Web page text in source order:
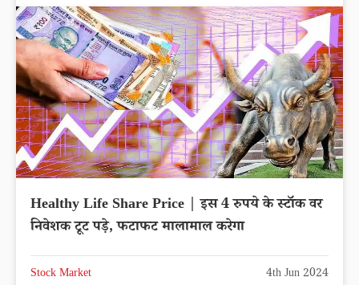
Healthy Life Share Price | इस 4 रुपये के स्टॉक वर
निवेशक टूट पड़े, फटाफट मालामाल करेगा
Stock Market 4th Jun 2024